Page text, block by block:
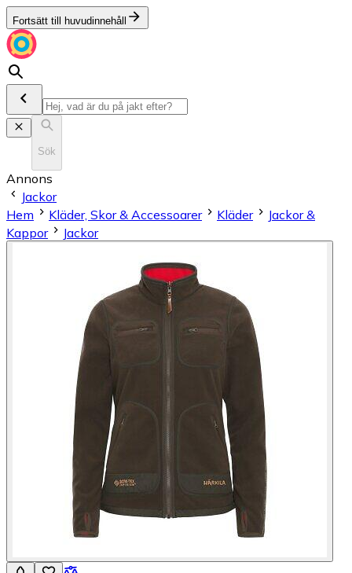
Fortsätt till huvudinnehåll
Sök
Annons
Jackor
Hem
Kläder, Skor & Accessoarer Kläder
Jackor &
Kappor
Jackor